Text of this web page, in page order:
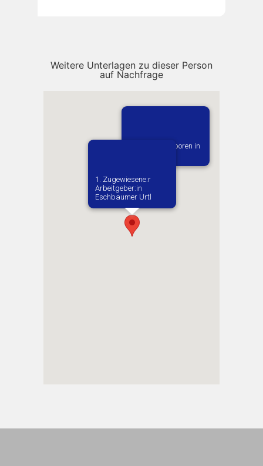
Weitere Unterlagen zu dieser Person
auf Nachfrage
Vermutlich geboren in
1. Zugewiesene:r
Arbeitgeber:in​
Eschbaumer Urtl